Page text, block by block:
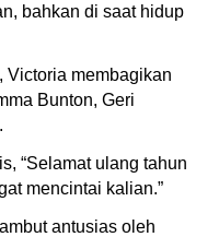
bahkan di saat hidup
Victoria membagikan
Bunton, Geri
“Selamat ulang tahun
mencintai kalian.”
antusias oleh